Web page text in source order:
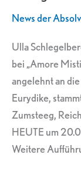
News der
Ulla
bei „Amore
angelehnt an
Eurydike,
Zumsteeg,
HEUTE um
Weitere